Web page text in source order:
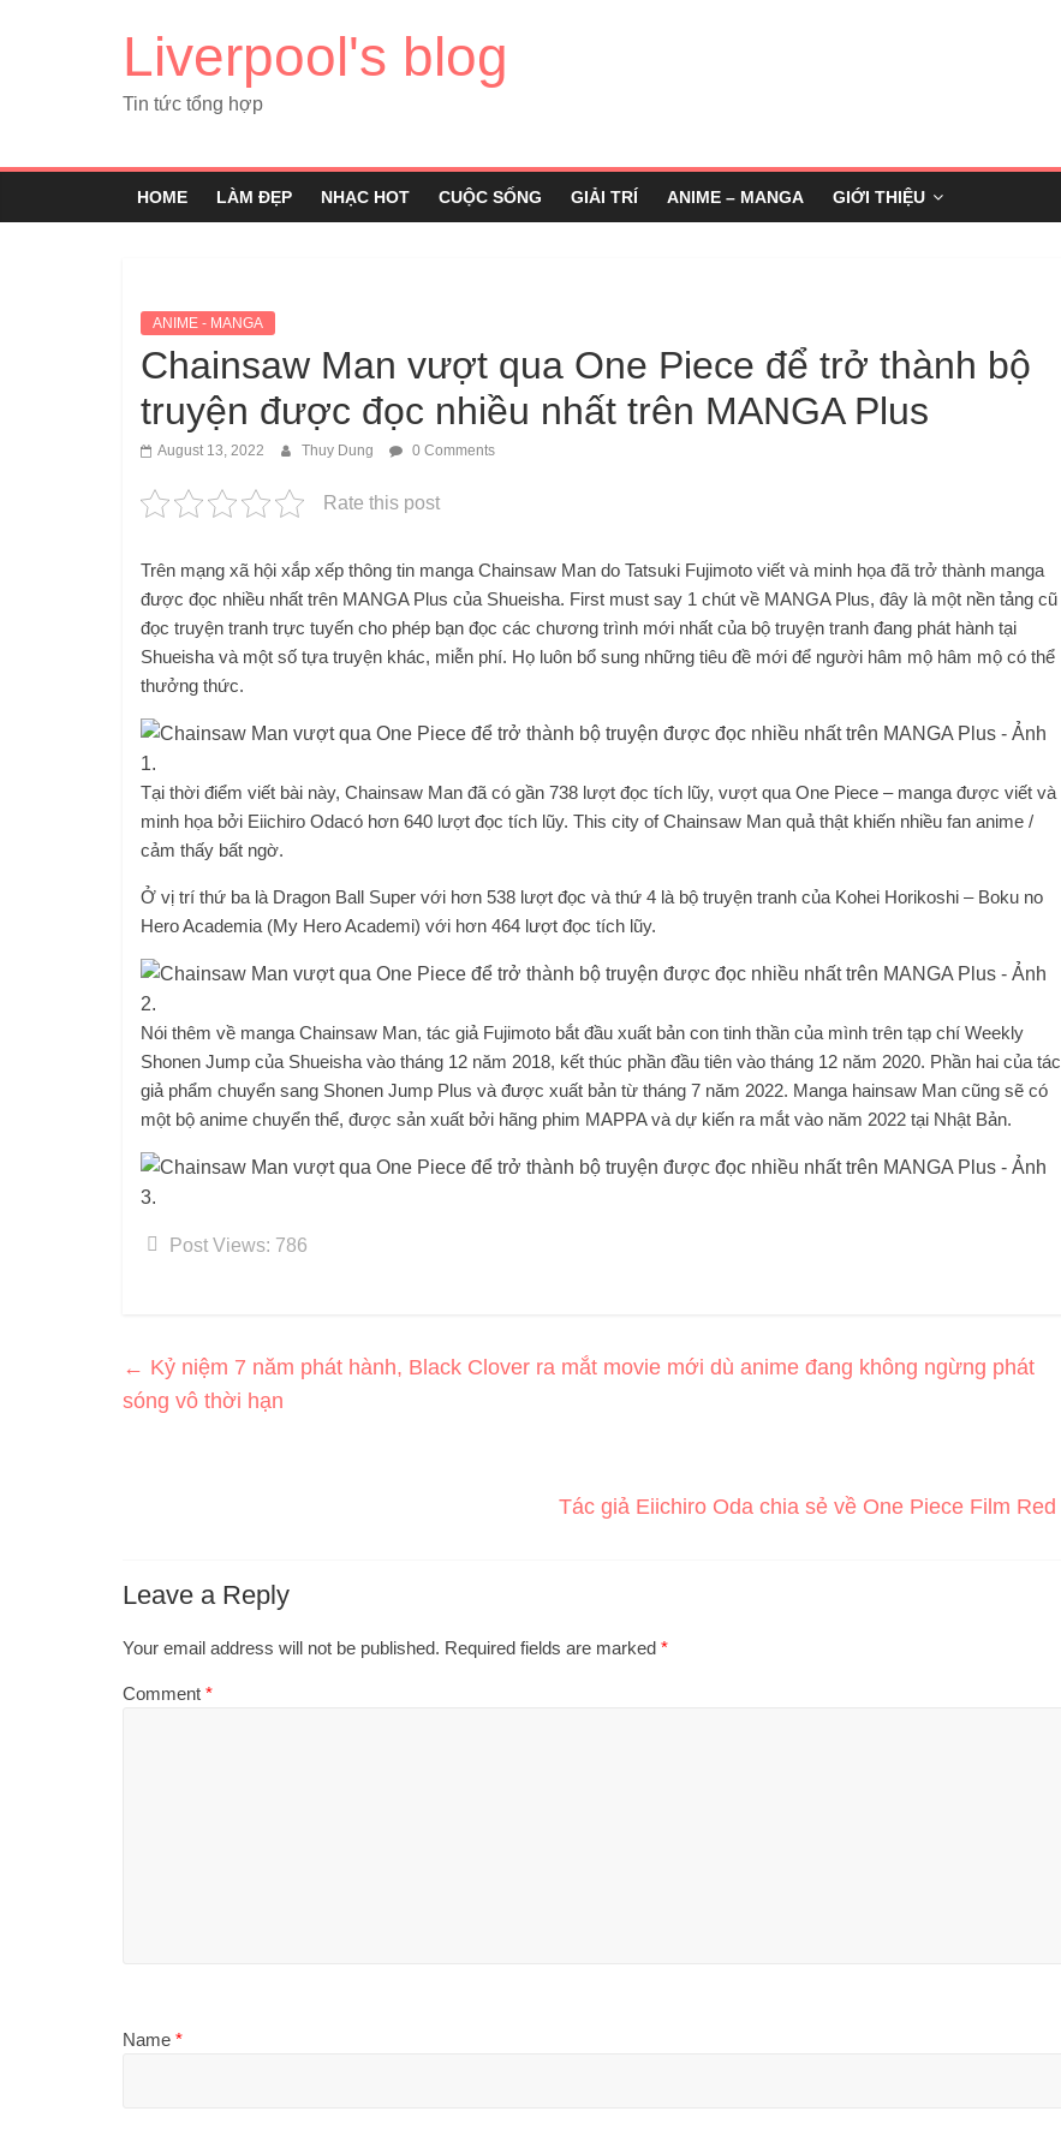
Liverpool's blog
Tin tức tổng hợp
HOME LÀM ĐẸP NHẠC HOT CUỘC SỐNG GIẢI TRÍ ANIME – MANGA GIỚI THIỆU
ANIME - MANGA
Chainsaw Man vượt qua One Piece để trở thành bộ
truyện được đọc nhiều nhất trên MANGA Plus
August 13, 2022 Thuy Dung 0 Comments
Rate this post
Trên mạng xã hội xắp xếp thông tin manga Chainsaw Man do Tatsuki Fujimoto viết và minh họa đã trở thành manga
được đọc nhiều nhất trên MANGA Plus của Shueisha. First must say 1 chút về MANGA Plus, đây là một nền tảng cũ
đọc truyện tranh trực tuyến cho phép bạn đọc các chương trình mới nhất của bộ truyện tranh đang phát hành tại
Shueisha và một số tựa truyện khác, miễn phí. Họ luôn bổ sung những tiêu đề mới để người hâm mộ hâm mộ có thể
thưởng thức.
Tại thời điểm viết bài này, Chainsaw Man đã có gần 738 lượt đọc tích lũy, vượt qua One Piece – manga được viết và
minh họa bởi Eiichiro Odacó hơn 640 lượt đọc tích lũy. This city of Chainsaw Man quả thật khiến nhiều fan anime /
cảm thấy bất ngờ.
Ở vị trí thứ ba là Dragon Ball Super với hơn 538 lượt đọc và thứ 4 là bộ truyện tranh của Kohei Horikoshi – Boku no
Hero Academia (My Hero Academi) với hơn 464 lượt đọc tích lũy.
Nói thêm về manga Chainsaw Man, tác giả Fujimoto bắt đầu xuất bản con tinh thần của mình trên tạp chí Weekly
Shonen Jump của Shueisha vào tháng 12 năm 2018, kết thúc phần đầu tiên vào tháng 12 năm 2020. Phần hai của tác
giả phẩm chuyển sang Shonen Jump Plus và được xuất bản từ tháng 7 năm 2022. Manga hainsaw Man cũng sẽ có
một bộ anime chuyển thể, được sản xuất bởi hãng phim MAPPA và dự kiến ​​ra mắt vào năm 2022 tại Nhật Bản.
Post Views: 786
← Kỷ niệm 7 năm phát hành, Black Clover ra mắt movie mới dù anime đang không ngừng phát
sóng vô thời hạn
Tác giả Eiichiro Oda chia sẻ về One Piece Film Red
Leave a Reply
Your email address will not be published. Required fields are marked *
Comment *
Name *